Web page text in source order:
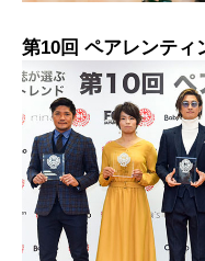
第10回 ペアレンティ